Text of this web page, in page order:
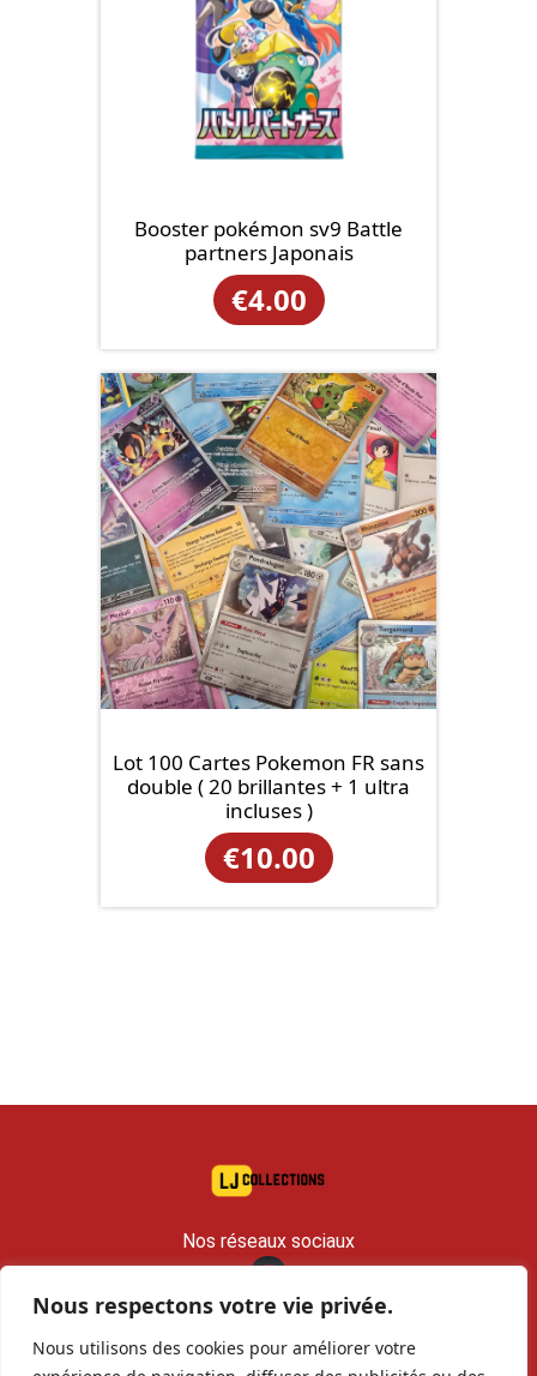
Nous respectons votre vie privée.
Nous utilisons des cookies pour améliorer votre
Booster pokémon sv9 Battle
partners Japonais
€4.00
Lot 100 Cartes Pokemon FR sans
double ( 20 brillantes + 1 ultra
incluses )
€10.00
Nos réseaux sociaux
contact@lj-collections.com
RCS 979 374 147 Romans